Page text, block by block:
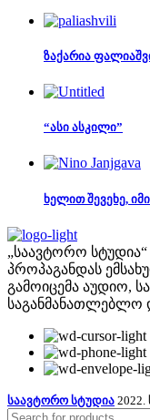
ზაქარია
“ასი ასკილი”
ხელით შევეხე,
„საავტორო
პროპაგანდას
გამოიცემა აუდიო,
საგანმანათლებლო
საავტორო სტუდია 2022.